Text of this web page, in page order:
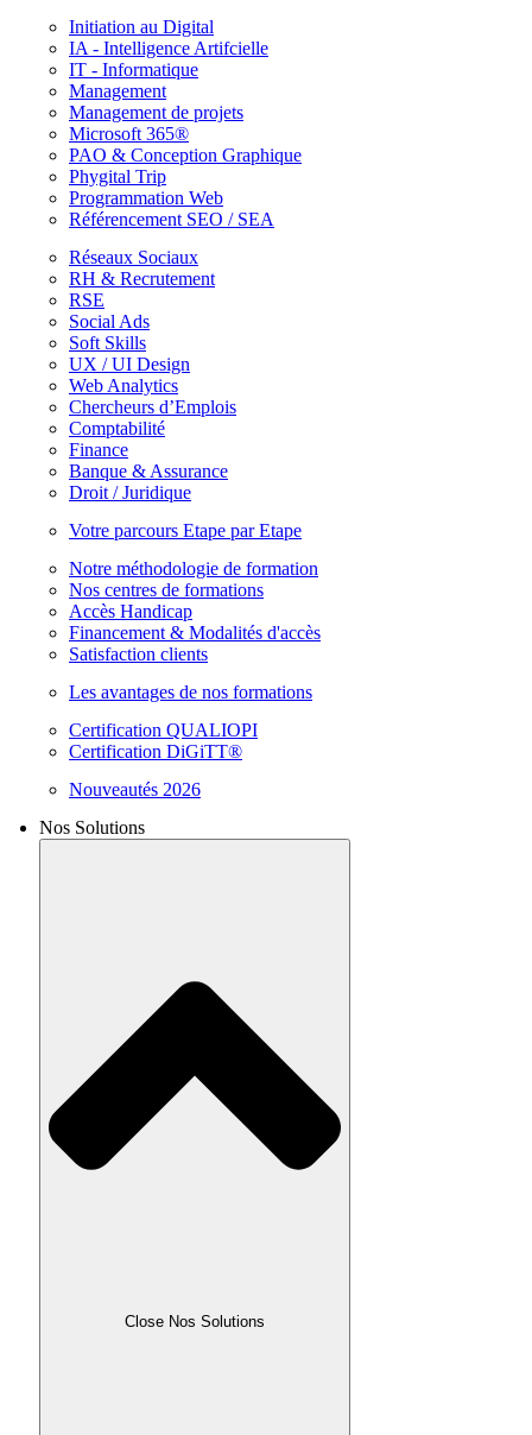
Initiation au Digital
IA - Intelligence Artifcielle
IT - Informatique
Management
Management de projets
Microsoft 365®
PAO & Conception Graphique
Phygital Trip
Programmation Web
Référencement SEO / SEA
Réseaux Sociaux
RH & Recrutement
RSE
Social Ads
Soft Skills
UX / UI Design
Web Analytics
Chercheurs d’Emplois
Comptabilité
Finance
Banque & Assurance
Droit / Juridique
Votre parcours Etape par Etape
Notre méthodologie de formation
Nos centres de formations
Accès Handicap
Financement & Modalités d'accès
Satisfaction clients
Les avantages de nos formations
Certification QUALIOPI
Certification DiGiTT®
Nouveautés 2026
Nos Solutions
Close Nos Solutions